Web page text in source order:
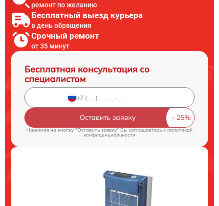
ремонт по желанию
Бесплатный выезд курьера
в день обращения
Срочный ремонт
от 35 минут
Бесплатная консультация со
специалистом
Оставить заявку
Нажимая на кнопку "Оставить заявку" Вы соглашаетесь c политикой
конфиденциальности